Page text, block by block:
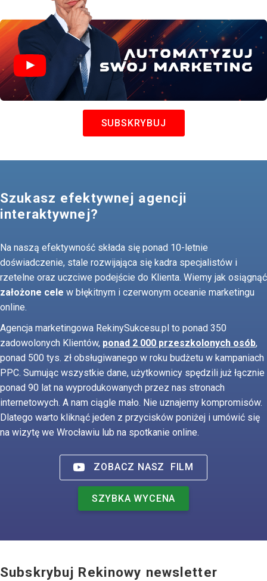
SUBSKRYBUJ
Szukasz efektywnej agencji
interaktywnej?
Na naszą efektywność składa się ponad 10-letnie
doświadczenie, stale rozwijająca się kadra specjalistów i
rzetelne oraz uczciwe podejście do Klienta. Wiemy jak osiągnąć
założone cele w błękitnym i czerwonym oceanie marketingu
online.
Agencja marketingowa RekinySukcesu.pl to ponad 350
zadowolonych Klientów, ponad 2 000 przeszkolonych osób,
ponad 500 tys. zł obsługiwanego w roku budżetu w kampaniach
PPC. Sumując wszystkie dane, użytkownicy spędzili już łącznie
ponad 90 lat na wyprodukowanych przez nas stronach
internetowych. A nam ciągle mało. Nie uznajemy kompromisów.
Dlatego warto kliknąć jeden z przycisków poniżej i umówić się
na wizytę we Wrocławiu lub na spotkanie online.
ZOBACZ NASZ FILM
SZYBKA WYCENA
Subskrybuj Rekinowy newsletter